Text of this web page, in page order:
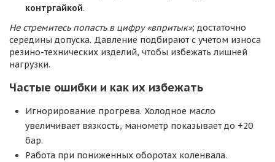
контргайкой.
Не стремитесь попасть в цифру «впритык»; достаточно
середины допуска. Давление подбирают с учётом износа
резино-технических изделий, чтобы избежать лишней
нагрузки.
Частые ошибки и как их избежать
Игнорирование прогрева. Холодное масло
увеличивает вязкость, манометр показывает до +20
бар.
Работа при пониженных оборотах коленвала.